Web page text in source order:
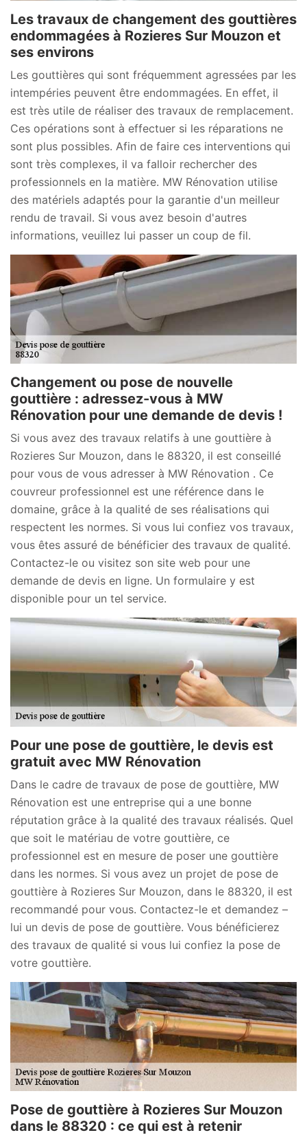
Les travaux de changement des gouttières
endommagées à Rozieres Sur Mouzon et
ses environs
Les gouttières qui sont fréquemment agressées par les
intempéries peuvent être endommagées. En effet, il
est très utile de réaliser des travaux de remplacement.
Ces opérations sont à effectuer si les réparations ne
sont plus possibles. Afin de faire ces interventions qui
sont très complexes, il va falloir rechercher des
professionnels en la matière. MW Rénovation utilise
des matériels adaptés pour la garantie d'un meilleur
rendu de travail. Si vous avez besoin d'autres
informations, veuillez lui passer un coup de fil.
Changement ou pose de nouvelle
gouttière : adressez-vous à MW
Rénovation pour une demande de devis !
Si vous avez des travaux relatifs à une gouttière à
Rozieres Sur Mouzon, dans le 88320, il est conseillé
pour vous de vous adresser à MW Rénovation . Ce
couvreur professionnel est une référence dans le
domaine, grâce à la qualité de ses réalisations qui
respectent les normes. Si vous lui confiez vos travaux,
vous êtes assuré de bénéficier des travaux de qualité.
Contactez-le ou visitez son site web pour une
demande de devis en ligne. Un formulaire y est
disponible pour un tel service.
Pour une pose de gouttière, le devis est
gratuit avec MW Rénovation
Dans le cadre de travaux de pose de gouttière, MW
Rénovation est une entreprise qui a une bonne
réputation grâce à la qualité des travaux réalisés. Quel
que soit le matériau de votre gouttière, ce
professionnel est en mesure de poser une gouttière
dans les normes. Si vous avez un projet de pose de
gouttière à Rozieres Sur Mouzon, dans le 88320, il est
recommandé pour vous. Contactez-le et demandez –
lui un devis de pose de gouttière. Vous bénéficierez
des travaux de qualité si vous lui confiez la pose de
votre gouttière.
Pose de gouttière à Rozieres Sur Mouzon
dans le 88320 : ce qui est à retenir